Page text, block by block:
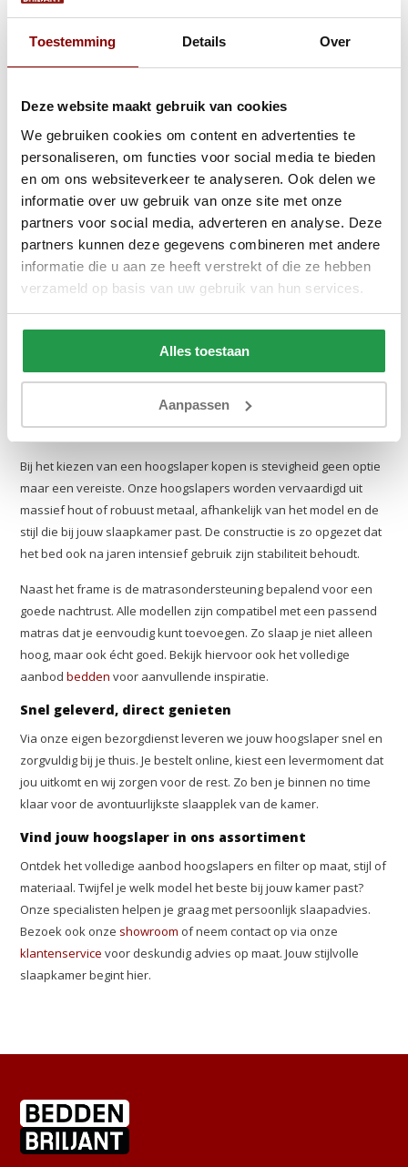
Toestemming Details Over
Deze website maakt gebruik van cookies
We gebruiken cookies om content en advertenties te
personaliseren, om functies voor social media te bieden
en om ons websiteverkeer te analyseren. Ook delen we
informatie over uw gebruik van onze site met onze
partners voor social media, adverteren en analyse. Deze
partners kunnen deze gegevens combineren met andere
informatie die u aan ze heeft verstrekt of die ze hebben
verzameld op basis van uw gebruik van hun services.
Alles toestaan
Aanpassen
De hoogslapers in ons assortiment zijn gebouwd om dagelijks
gebruik te doorstaan. Stabiele frames, deugdelijke ladders en
materialen die hun kwaliteit behouden, zorgen ervoor dat je
eerlijk is ten opzichte van wat je krijgt.
Voor kinderen én tieners: een bed dat meegroeit
Hoogslapers zijn populair op kinderkamers, maar ook tieners en
studenten weten de extra ruimte te waarderen. Een hoogslaper
met bureau eronder is een complete werkplek in één, ideaal voor
wie studeert of een gamingsetup wil combineren met een
slaapplek. Bekijk ook ons aanbod aan
kinderbedden
voor jongere
kinderen die nog niet aan een hoogslaper toe zijn.
Twijfel je tussen een hoogslaper en eenstapelbed? Het verschil
ideaal wanneer kinderen een kamer delen. Een hoogslaper is
voor één persoon en legt de nadruk op de ruimte die het bed
Materialen die het verschil maken
Bij het kiezen van een hoogslaper kopen is stevigheid geen optie
maar een vereiste. Onze hoogslapers worden vervaardigd uit
massief hout of robuust metaal, afhankelijk van het model en de
stijl die bij jouw slaapkamer past. De constructie is zo opgezet dat
het bed ook na jaren intensief gebruik zijn stabiliteit behoudt.
Naast het frame is de matrasondersteuning bepalend voor een
goede nachtrust. Alle modellen zijn compatibel met een passend
matras dat je eenvoudig kunt toevoegen. Zo slaap je niet alleen
hoog, maar ook écht goed. Bekijk hiervoor ook het volledige
aanbodbedden voor aanvullende inspiratie.
Snel geleverd, direct genieten
Via onze eigen bezorgdienst leveren we jouw hoogslaper snel en
zorgvuldig bij je thuis. Je bestelt online, kiest een levermoment dat
jou uitkomt en wij zorgen voor de rest. Zo ben je binnen no time
klaar voor de avontuurlijkste slaapplek van de kamer.
Vind jouw hoogslaper in ons assortiment
Ontdek het volledige aanbod hoogslapers en filter op maat, stijl of
materiaal. Twijfel je welk model het beste bij jouw kamer past?
Onze specialisten helpen je graag met persoonlijk slaapadvies.
Bezoek ook onze showroom of neem contact op via onze
klantenservice voor deskundig advies op maat. Jouw stijlvolle
slaapkamer begint hier.